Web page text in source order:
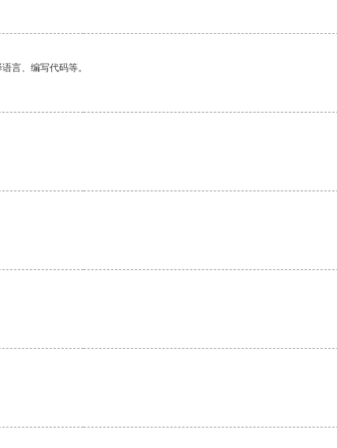
言、编写代码等。